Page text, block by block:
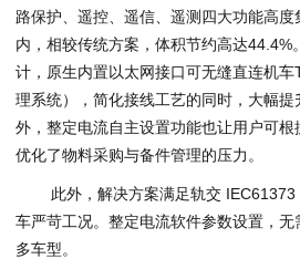
路保护、遥控、遥信、遥测四大功能高
内，相较传统方案，体积节约高达44.4%
计，原生内置以太网接口可无缝直连机
理系统），简化接线工艺的同时，大幅
外，整定电流自主设置功能也让用户可
优化了物料采购与备件管理的压力。
此外，解决方案满足轨交
车严苛工况。整定电流软件参数设置，
多车型。